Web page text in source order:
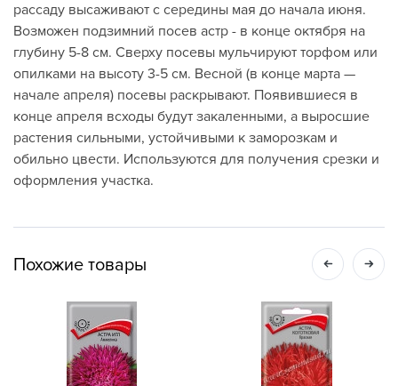
рассаду высаживают с середины мая до начала июня.
Возможен подзимний посев астр - в конце октября на
глубину 5-8 см. Сверху посевы мульчируют торфом или
опилками на высоту 3-5 см. Весной (в конце марта —
начале апреля) посевы раскрывают. Появившиеся в
конце апреля всходы будут закаленными, а выросшие
растения сильными, устойчивыми к заморозкам и
обильно цвести. Используются для получения срезки и
оформления участка.
Похожие товары